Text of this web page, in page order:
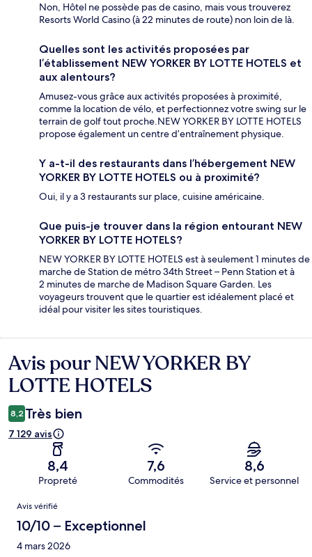
Non, Hôtel ne possède pas de casino, mais vous trouverez
Resorts World Casino (à 22 minutes de route) non loin de là.
Quelles sont les activités proposées par
l’établissement NEW YORKER BY LOTTE HOTELS et
aux alentours?
Amusez-vous grâce aux activités proposées à proximité,
comme la location de vélo, et perfectionnez votre swing sur le
terrain de golf tout proche.NEW YORKER BY LOTTE HOTELS
propose également un centre d’entraînement physique.
Y a-t-il des restaurants dans l’hébergement NEW
YORKER BY LOTTE HOTELS ou à proximité?
Oui, il y a 3 restaurants sur place, cuisine américaine.
Que puis-je trouver dans la région entourant NEW
YORKER BY LOTTE HOTELS?
NEW YORKER BY LOTTE HOTELS est à seulement 1 minutes de
marche de Station de métro 34th Street – Penn Station et à
2 minutes de marche de Madison Square Garden. Les
voyageurs trouvent que le quartier est idéalement placé et
idéal pour visiter les sites touristiques.
Avis
Avis pour NEW YORKER BY
LOTTE HOTELS
8,2 Très bien
7 129 avis
8,4
Propreté
7,6
Commodités
8,6
Service et personnel
Avis
Avis vérifié
10/10 – Exceptionnel
4 mars 2026